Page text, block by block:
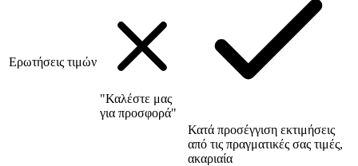
Ερωτήσεις τιμών
"Καλέστε μας
για προσφορά"
Κατά προσέγγιση εκτιμήσεις
από τις πραγματικές σας τιμές,
ακαριαία